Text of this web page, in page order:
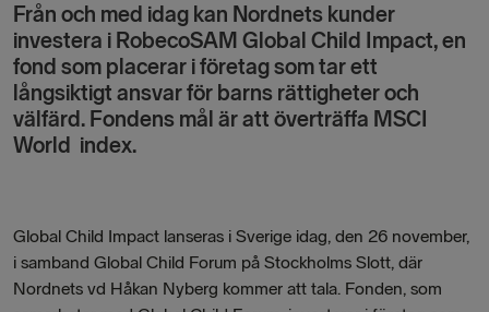
Från och med idag kan Nordnets kunder
investera i RobecoSAM Global Child Impact, en
fond som placerar i företag som tar ett
långsiktigt ansvar för barns rättigheter och
välfärd. Fondens mål är att överträffa MSCI
World index.
Global Child Impact lanseras i Sverige idag, den 26 november,
i samband Global Child Forum på Stockholms Slott, där
Nordnets vd Håkan Nyberg kommer att tala. Fonden, som